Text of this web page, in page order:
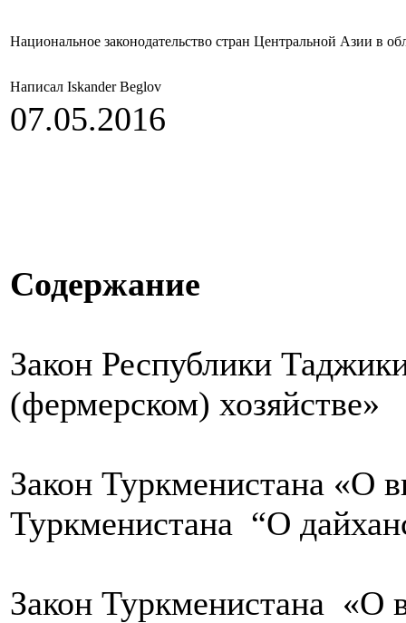
Национальное законодательство стран Центральной Азии в
Написал Iskander Beglov
07.05.2016
Содержание
Закон Республики
(фермерском) хозяйстве»
Закон Туркменистана «О
Туркменистана “О
Закон Туркменистана «О